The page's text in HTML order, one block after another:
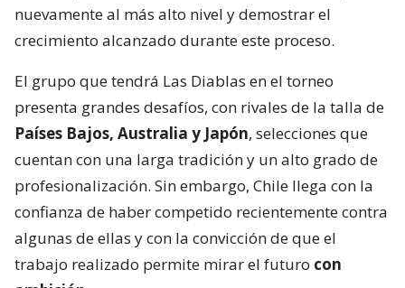
nuevamente al más alto nivel y demostrar el
crecimiento alcanzado durante este proceso.
El grupo que tendrá Las Diablas en el torneo
presenta grandes desafíos, con rivales de la talla de
Países Bajos, Australia y Japón, selecciones que
cuentan con una larga tradición y un alto grado de
profesionalización. Sin embargo, Chile llega con la
confianza de haber competido recientemente contra
algunas de ellas y con la convicción de que el
trabajo realizado permite mirar el futuro con